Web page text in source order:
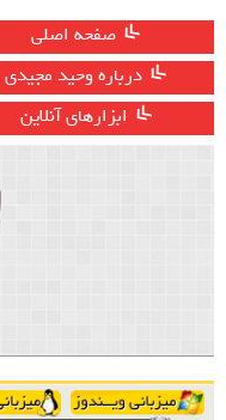
صفحه اصلی
درباره وحید مجیدی
ابزارهای آنلاین